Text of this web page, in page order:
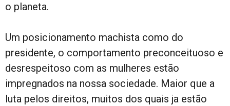
o planeta.
Um posicionamento machista como do
presidente, o comportamento preconceituoso e
desrespeitoso com as mulheres estão
impregnados na nossa sociedade. Maior que a
luta pelos direitos, muitos dos quais ja estão